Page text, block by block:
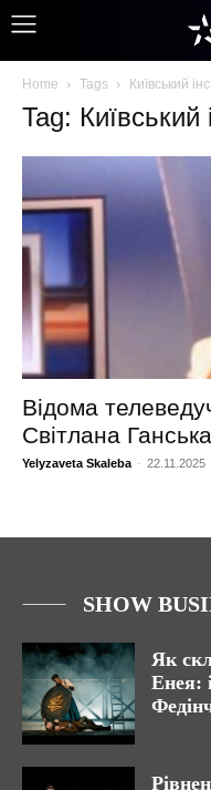
Home Tags Київський
Tag: Київський
Відома
Світлана Ганська
Yelyzaveta Skaleba - 22.11.2025
SHOW
Як
Енея: